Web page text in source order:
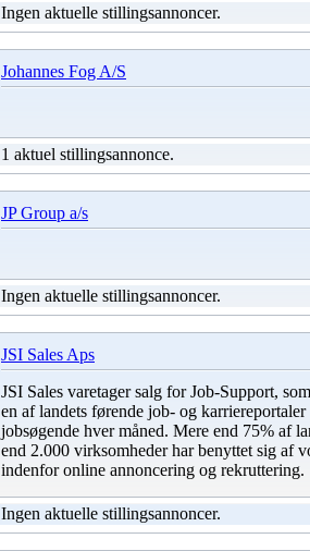
Ingen aktuelle stillingsannoncer.
Johannes Fog A/S
1 aktuel stillingsannonce.
JP Group a/s
Ingen aktuelle stillingsannoncer.
JSI Sales Aps
JSI Sales varetager salg for Job-Support,
en af landets førende job- og
jobsøgende hver måned. Mere end 75% af
end 2.000 virksomheder har benyttet sig af
indenfor online annoncering og rekruttering.
Ingen aktuelle stillingsannoncer.